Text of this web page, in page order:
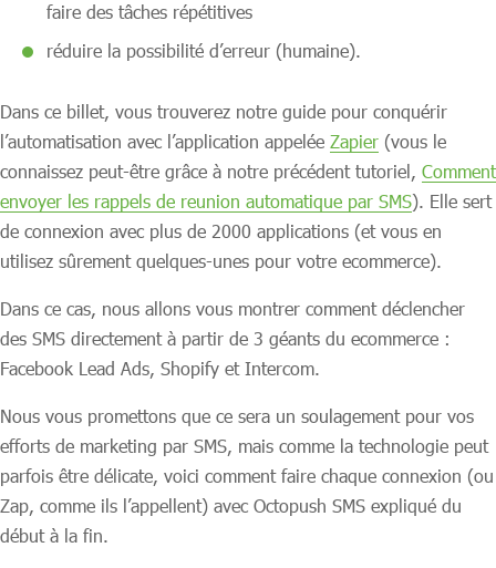
faire des tâches répétitives
réduire la possibilité d’erreur (humaine).
Dans ce billet, vous trouverez notre guide pour conquérir
l’automatisation avec l’application appelée Zapier (vous le
connaissez peut-être grâce à notre précédent tutoriel, Comment
envoyer les rappels de reunion automatique par SMS). Elle sert
de connexion avec plus de 2000 applications (et vous en
utilisez sûrement quelques-unes pour votre ecommerce).
Dans ce cas, nous allons vous montrer comment déclencher
des SMS directement à partir de 3 géants du ecommerce :
Facebook Lead Ads, Shopify et Intercom.
Nous vous promettons que ce sera un soulagement pour vos
efforts de marketing par SMS, mais comme la technologie peut
parfois être délicate, voici comment faire chaque connexion (ou
Zap, comme ils l’appellent) avec Octopush SMS expliqué du
début à la fin.